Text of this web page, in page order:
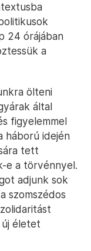
24 órájában
a
ölteni
által
figyelemmel
háború idején
tett
e a törvénnyel.
adjunk sok
szomszédos
életet